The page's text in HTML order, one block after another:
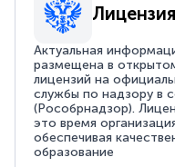
Актуальная
размещена в
лицензий на
службы по надзору в
(Рособрнадзор).
это время
обеспечивая
образование